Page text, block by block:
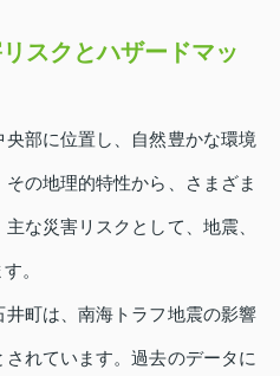
スクとハザードマッ
部に位置し、自然豊かな環境
の地理的特性から、さまざま
な災害リスクとして、地震、
。
町は、南海トラフ地震の影響
れています。過去のデータに